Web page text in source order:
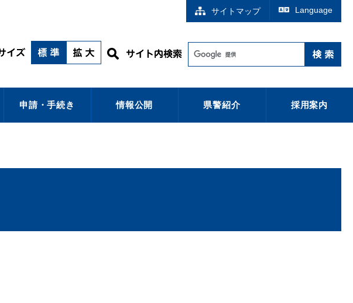
サイトマップ Language
申請・手続き 情報公開 県警紹介 採用案内